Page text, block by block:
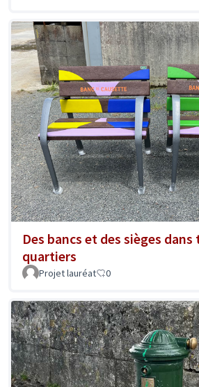
Des bancs et des sièges dans
quartiers
Projet lauréat 0